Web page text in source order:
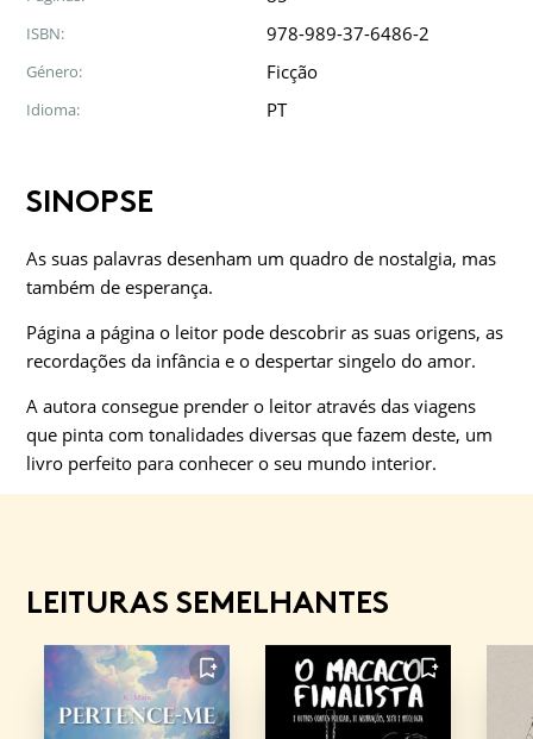
ISBN: 978-989-37-6486-2
Género: Ficção
Idioma: PT
SINOPSE
As suas palavras desenham um quadro de nostal­gia, mas
também de esperança.
Página a página o leitor pode descobrir as suas ori­gens, as
recordações da infância e o despertar sin­gelo do amor.
A autora consegue prender o leitor através das via­gens
que pinta com tonalidades diversas que fazem deste, um
livro perfeito para conhecer o seu mundo interior.
LEITURAS SEMELHANTES
FAVORITO FAVORITO